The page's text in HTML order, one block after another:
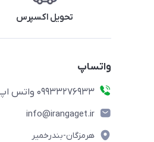
تحویل اکسپرس
واتساپ
09933276933 واتس اپ و اینستاگرام - فقط
info@irangaget.ir
هرمزگان-بندرخمیر